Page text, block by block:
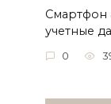
Смартфон
учетные
0